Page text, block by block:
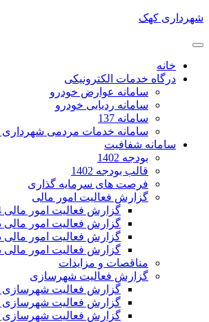
شهرداری کهک
خانه
درگاه خدمات الکترونیکی
سامانه عوارض خودرو
سامانه ردیابی خودرو
سامانه 137
سامانه خدمات مردمی
سامانه شفافیت
بودجه 1402
قالب بودجه 1402
فرصت های سرمایه گذاری
گزارش فعالیت امور مالی
گزارش فعالیت امور مالی 4 ماهه اول 1404
گزارش فعالیت امور مالی در
گزارش فعالیت امور مالی در
گزارش فعالیت امور مالی در
مناقصات و مزایدات
گزارش فعالیت شهرسازی
گزارش فعالیت شهرسازی در 4 ماهه
گزارش فعالیت شهرسازی در
گزارش فعالیت شهرسازی در